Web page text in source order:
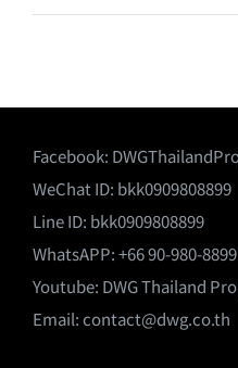
Facebook:
WeChat ID: bkk0909808899
Line ID: bkk0909808899
WhatsAPP: +66 90-980-8899
Youtube: DWG Thailand
Email:contact@dwg.co.th